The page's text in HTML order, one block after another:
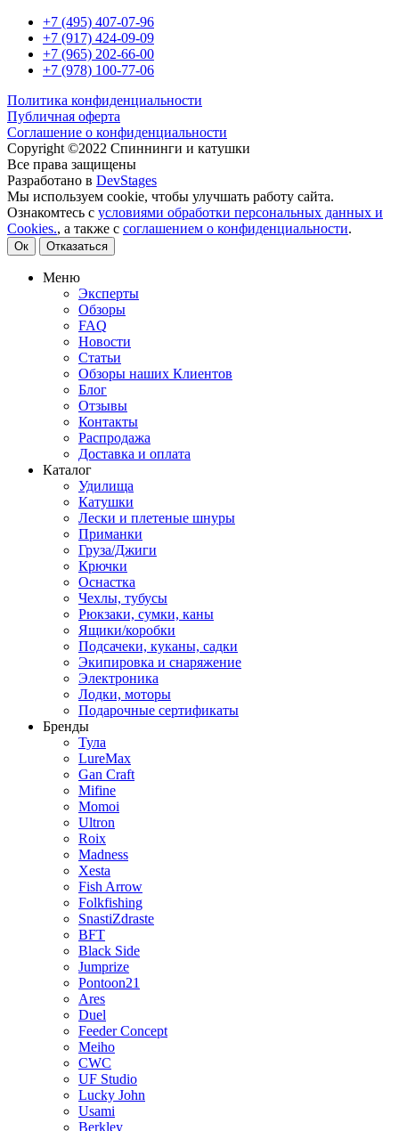
+7 (495) 407-07-96
+7 (917) 424-09-09
+7 (965) 202-66-00
+7 (978) 100-77-06
Политика конфиденциальности
Публичная оферта
Соглашение о конфиденциальности
Copyright ©2022 Спиннинги и катушки
Все права защищены
Разработано в DevStages
Мы используем cookie, чтобы улучшать работу сайта.
Ознакомтесь с условиями обработки персональных данных и
Cookies., а также с соглашением о конфиденциальности.
Ок Отказаться
Меню
Эксперты
Обзоры
FAQ
Новости
Статьи
Обзоры наших Клиентов
Блог
Отзывы
Контакты
Распродажа
Доставка и оплата
Каталог
Удилища
Катушки
Лески и плетеные шнуры
Приманки
Груза/Джиги
Крючки
Оснастка
Чехлы, тубусы
Рюкзаки, сумки, каны
Ящики/коробки
Подсачеки, куканы, садки
Экипировка и снаряжение
Электроника
Лодки, моторы
Подарочные сертификаты
Бренды
Тула
LureMax
Gan Craft
Mifine
Momoi
Ultron
Roix
Madness
Xesta
Fish Arrow
Folkfishing
SnastiZdraste
BFT
Black Side
Jumprize
Pontoon21
Ares
Duel
Feeder Concept
Meiho
CWC
UF Studio
Lucky John
Usami
Berkley